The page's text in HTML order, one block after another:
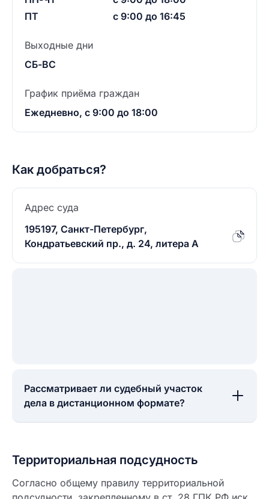
ПТ
с 9:00 до 16:45
Выходные дни
СБ-ВС
График приёма граждан
Ежедневно, с 9:00 до 18:00
Как добраться?
Адрес суда
195197, Санкт-Петербург,
Кондратьевский пр., д. 24, литера А
Рассматривает ли судебный участок
дела в дистанционном формате?
Территориальная подсудность
Согласно общему правилу территориальной